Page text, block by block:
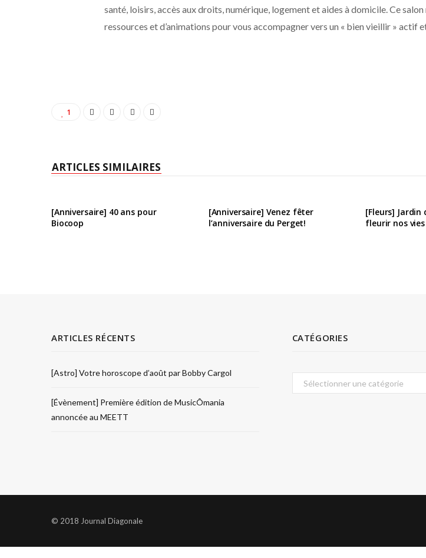
santé, loisirs, accès aux droits, numérique, logement et aides à domicile. Ce
ressources et d’animations pour vous accompagner vers un « bien vieillir » actif
1
ARTICLES SIMILAIRES
[Anniversaire] 40 ans pour
Biocoop
[Anniversaire] Venez fêter
l’anniversaire du Perget!
[Fleurs] Jardin
fleurir nos vies
ARTICLES RÉCENTS
[Astro] Votre horoscope d’août par Bobby Cargol
[Évènement] Première édition de MusicÔmania
annoncée au MEETT
CATÉGORIES
Catégories
© 2018 Journal Diagonale